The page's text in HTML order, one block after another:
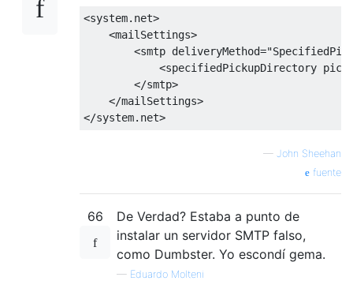
<system.net>
<mailSettings>
<smtp deliveryMethod=
<specifiedPickupDirectory
</smtp>
</mailSettings>
</system.net>
— John Sheehan
fuente
66
De Verdad? Estaba a punto de
instalar un servidor SMTP falso,
como Dumbster. Yo escondí gema.
— Eduardo Molteni